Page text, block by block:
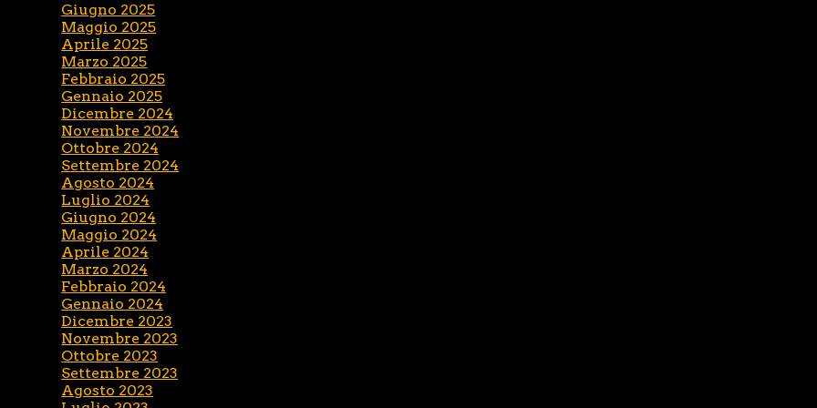
Giugno 2025
Maggio 2025
Aprile 2025
Marzo 2025
Febbraio 2025
Gennaio 2025
Dicembre 2024
Novembre 2024
Ottobre 2024
Settembre 2024
Agosto 2024
Luglio 2024
Giugno 2024
Maggio 2024
Aprile 2024
Marzo 2024
Febbraio 2024
Gennaio 2024
Dicembre 2023
Novembre 2023
Ottobre 2023
Settembre 2023
Agosto 2023